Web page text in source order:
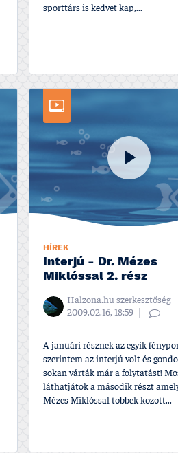
sporttárs is kedvet kap,...
HÍREK
Interjú - Dr. Mézes
Miklóssal 2. rész
Halzona.hu szerkesztőség
2009.02.16, 18:59
A januári résznek az egyik
szerintem az interjú volt és
sokan várták már a folytatást!
láthatjátok a második részt
Mézes Miklóssal többek között...